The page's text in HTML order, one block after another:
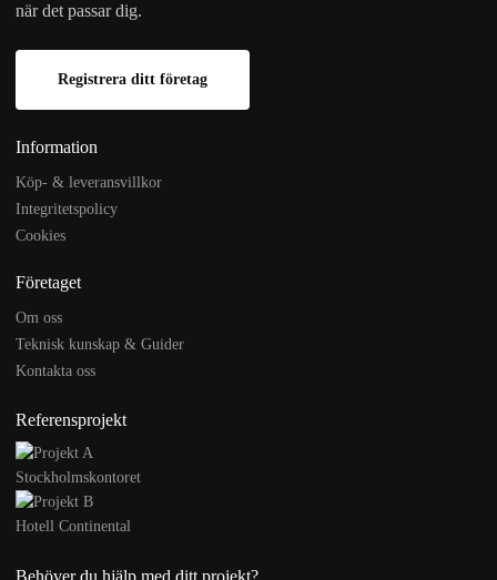
när det passar dig.
Registrera ditt företag
Information
Köp- & leveransvillkor
Integritetspolicy
Cookies
Företaget
Om oss
Teknisk kunskap & Guider
Kontakta oss
Referensprojekt
Stockholmskontoret
Hotell Continental
Behöver du hjälp med ditt projekt?